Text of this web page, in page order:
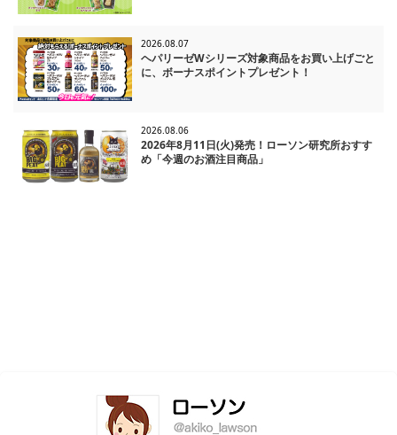
2026.08.07
ヘパリーゼWシリーズ対象商品をお買い上げごと
に、ボーナスポイントプレゼント！
2026.08.06
2026年8月11日(火)発売！ローソン研究所おすす
め「今週のお酒注目商品」